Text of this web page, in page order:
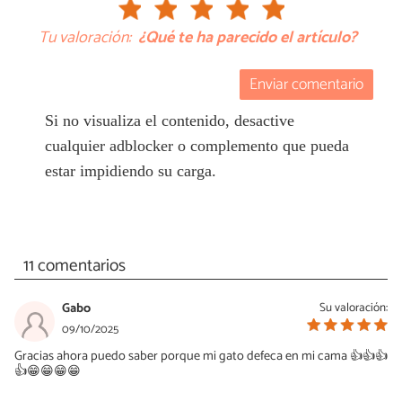
Tu valoración: ¿Qué te ha parecido el artículo?
Enviar comentario
Si no visualiza el contenido, desactive
cualquier adblocker o complemento que pueda
estar impidiendo su carga.
11 comentarios
Su valoración:
Gabo
09/10/2025
Gracias ahora puedo saber porque mi gato defeca en mi cama 👍👍👍
👍😁😁😁😁